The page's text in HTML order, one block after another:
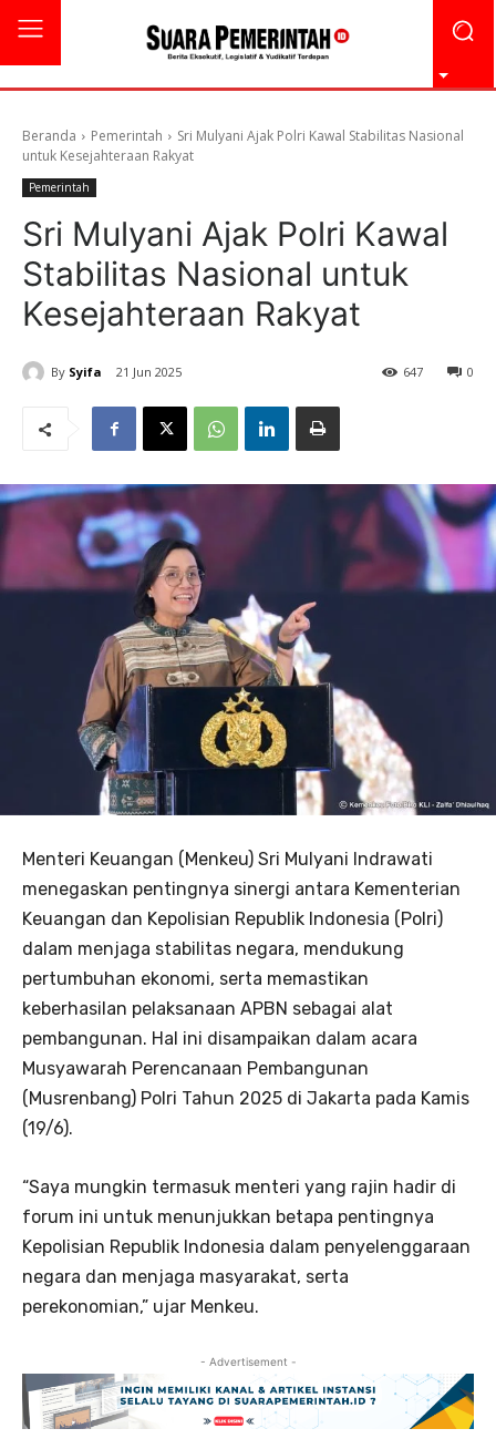
Beranda Pemerintah
Sri Mulyani Ajak Polri Kawal Stabilitas Nasional
untuk Kesejahteraan Rakyat
Pemerintah
Sri Mulyani Ajak Polri Kawal
Stabilitas Nasional untuk
Kesejahteraan Rakyat
By Syifa 21 Jun 2025 0
647
Menteri Keuangan (Menkeu) Sri Mulyani Indrawati
menegaskan pentingnya sinergi antara Kementerian
Keuangan dan Kepolisian Republik Indonesia (Polri)
dalam menjaga stabilitas negara, mendukung
pertumbuhan ekonomi, serta memastikan
keberhasilan pelaksanaan APBN sebagai alat
pembangunan. Hal ini disampaikan dalam acara
Musyawarah Perencanaan Pembangunan
(Musrenbang) Polri Tahun 2025 di Jakarta pada Kamis
(19/6).
“Saya mungkin termasuk menteri yang rajin hadir di
forum ini untuk menunjukkan betapa pentingnya
Kepolisian Republik Indonesia dalam penyelenggaraan
negara dan menjaga masyarakat, serta
perekonomian,” ujar Menkeu.
- Advertisement -